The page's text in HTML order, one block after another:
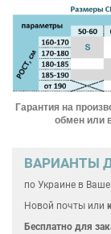
Гарантия на
обмен или
ВАРИАНТЫ
по Украине в Ваше
Новой почты или
Бесплатно для